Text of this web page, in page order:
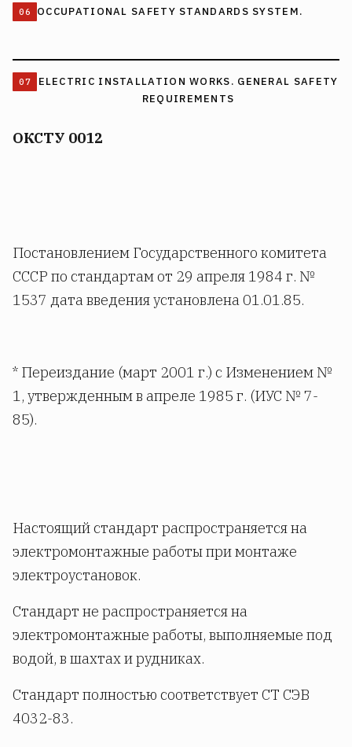
OCCUPATIONAL SAFETY STANDARDS SYSTEM.
ELECTRIC INSTALLATION WORKS. GENERAL SAFETY
REQUIREMENTS
ОКСТУ 0012
Постановлением Государственного комитета
СССР по стандартам от 29 апреля 1984 г. №
1537 дата введения установлена 01.01.85.
* Переиздание (март 2001 г.) с Изменением №
1, утвержденным в апреле 1985 г. (ИУС № 7-
85).
Настоящий стандарт распространяется на
электромонтажные работы при монтаже
электроустановок.
Стандарт не распространяется на
электромонтажные работы, выполняемые под
водой, в шахтах и рудниках.
Стандарт полностью соответствует СТ СЭВ
4032-83.